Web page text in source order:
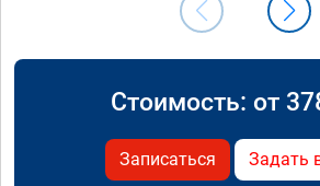
Стоимость: от
Записаться Задать